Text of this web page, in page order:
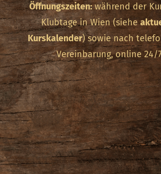
Öffnungszeiten:während der
Klubtage in Wien (siehe
Kurskalender) sowie nach
Vereinbarung, online 24/